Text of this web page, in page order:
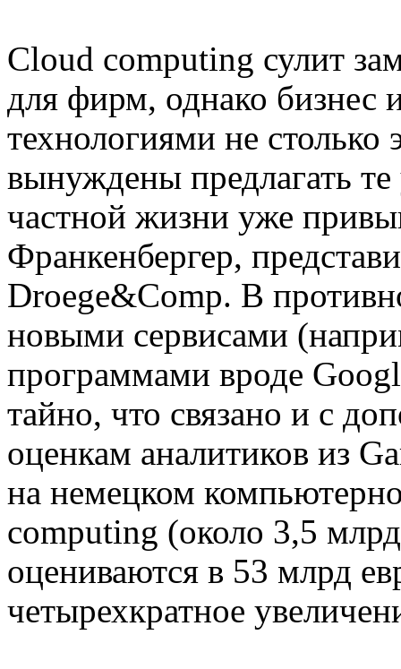
Cloud computing сулит
для фирм, однако бизнес
технологиями не
вынуждены предлагать
частной жизни уже
Франкенбергер,
Droege&Comp. В
новыми сервисами
программами вроде
тайно, что связано и с
оценкам аналитиков из
на немецком
computing (около 3,5
оцениваются в 53 млрд
четырехкратное